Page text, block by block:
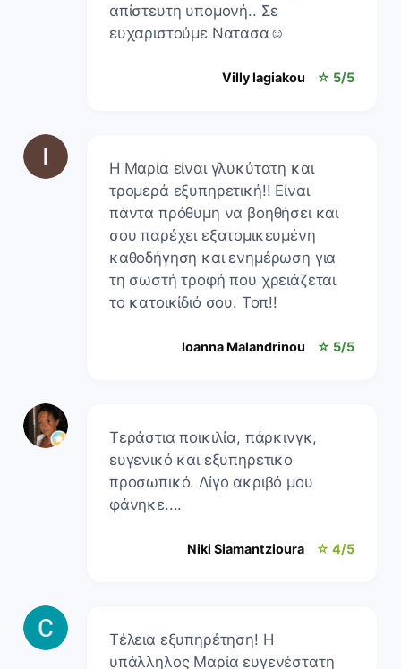
απίστευτη υπομονή.. Σε
ευχαριστούμε Νατασα☺️
Villy lagiakou ☆ 5/5
Η Μαρία είναι γλυκύτατη και
τρομερά εξυπηρετική!! Είναι
πάντα πρόθυμη να βοηθήσει και
σου παρέχει εξατομικευμένη
καθοδήγηση και ενημέρωση για
τη σωστή τροφή που χρειάζεται
το κατοικίδιό σου. Τοπ!!
Ioanna Malandrinou ☆ 5/5
Τεράστια ποικιλία, πάρκινγκ,
ευγενικό και εξυπηρετικο
προσωπικό. Λίγο ακριβό μου
φάνηκε....
Niki Siamantzioura ☆ 4/5
Τέλεια εξυπηρέτηση! Η
υπάλληλος Μαρία ευγενέστατη